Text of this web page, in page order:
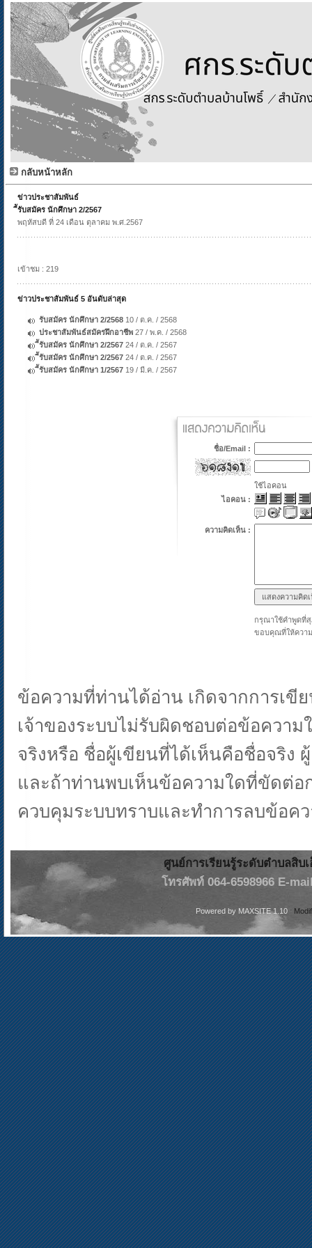
กลับหน้าหลัก
ข่าวประชาสัมพันธ์
ีัรับสมัคร นักศึกษา 2/2567
พฤหัสบดี ที่ 24 เดือน ตุลาคม พ.ศ.2567
เข้าชม : 219
ข่าวประชาสัมพันธ์ 5 อันดับล่าสุด
รับสมัคร นักศึกษา 2/2568 10 / ต.ค. / 2568
ประชาสัมพันธ์สมัครฝึกอาชีพ 27 / พ.ค. / 2568
ีัรับสมัคร นักศึกษา 2/2567 24 / ต.ค. / 2567
ีัรับสมัคร นักศึกษา 2/2567 24 / ต.ค. / 2567
ีัรับสมัคร นักศึกษา 1/2567 19 / มี.ค. / 2567
ชื่อ/Email :
ไอคอน :
ใช้ไอคอน
ความคิดเห็น :
กรุณาใช้คำพูดที่
ขอบคุณที่ให้ควา
ข้อความที่ท่านได้อ่าน เกิดจากการเ
เจ้าของระบบไม่รับผิดชอบต่อข้อความ
จริงหรือ ชื่อผู้เขียนที่ได้เห็นคือชื่อจริ
และถ้าท่านพบเห็นข้อความใดที่ขัดต่
ควบคุมระบบทราบและทำการลบข้อค
ศูนย์การเรียนรู้ระดับตำบลสิบ
โทรศัพท์ 064-6598966 E-
Powered by MAXSITE 1.10